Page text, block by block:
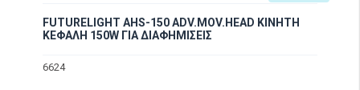
FUTURELIGHT AHS-150 ADV.MOV.HEAD ΚΙΝΗΤΗ
ΚΕΦΑΛΗ 150W ΓΙΑ ΔΙΑΦΗΜΙΣΕΙΣ
6624